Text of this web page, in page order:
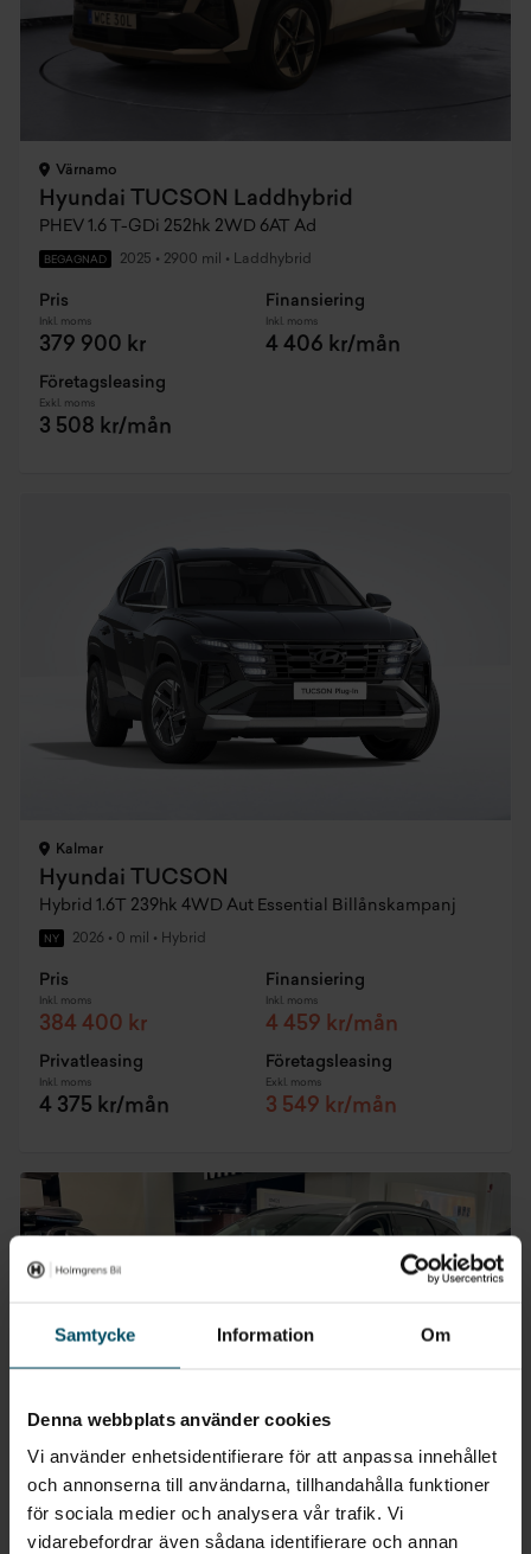
Samtycke Information Om
Denna webbplats använder cookies
Vi använder enhetsidentifierare för att anpassa innehållet
och annonserna till användarna, tillhandahålla funktioner
för sociala medier och analysera vår trafik. Vi
vidarebefordrar även sådana identifierare och annan
Värnamo
Hyundai TUCSON Laddhybrid
PHEV 1.6 T-GDi 252hk 2WD 6AT Ad
BEGAGNAD 2025 • 2900 mil • Laddhybrid
Pris
Inkl. moms
379 900 kr
Finansiering
Inkl. moms
4 406 kr/mån
Företagsleasing
Exkl. moms
3 508 kr/mån
Kalmar
Hyundai TUCSON
Hybrid 1.6T 239hk 4WD Aut Essential Billånskampanj
NY 2026 • 0 mil • Hybrid
Pris
Inkl. moms
384 400 kr
Finansiering
Inkl. moms
4 459 kr/mån
Privatleasing
Inkl. moms
4 375 kr/mån
Företagsleasing
Exkl. moms
3 549 kr/mån